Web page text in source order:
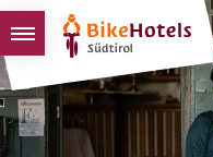
BIKEHOTELS
HOTELS &